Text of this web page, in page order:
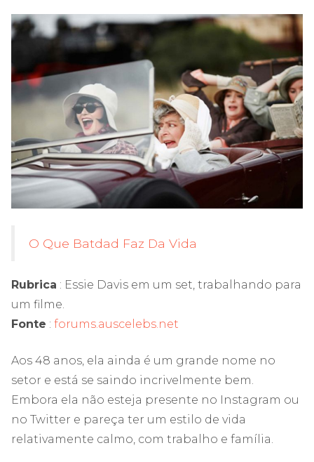
O Que Batdad Faz Da Vida
Rubrica : Essie Davis em um set, trabalhando para
um filme.
Fonte : forums.auscelebs.net
Aos 48 anos, ela ainda é um grande nome no
setor e está se saindo incrivelmente bem.
Embora ela não esteja presente no Instagram ou
no Twitter e pareça ter um estilo de vida
relativamente calmo, com trabalho e família.